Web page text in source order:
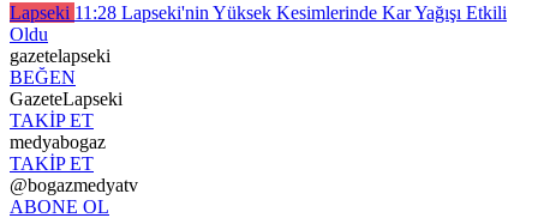
Lapseki 11:28 Lapseki'nin Yüksek Kesimlerinde Kar Yağışı Etkili
Oldu
gazetelapseki
BEĞEN
GazeteLapseki
TAKİP ET
medyabogaz
TAKİP ET
@bogazmedyatv
ABONE OL